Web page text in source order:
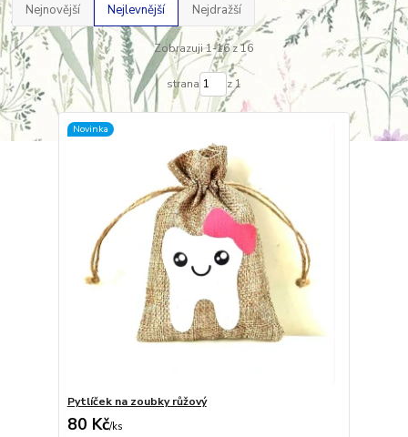
Nejnovější Nejlevnější Nejdražší
Zobrazuji 1-16 z 16
strana z 1
Novinka
Pytlíček na zoubky růžový
80 Kč/ks